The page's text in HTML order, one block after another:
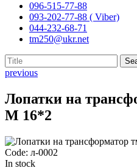
096-515-77-88
093-202-77-88 ( Viber)
044-232-68-71
tm250@ukr.net
previous
Лопатки на
М 16*2
Code: л-0002
In stock